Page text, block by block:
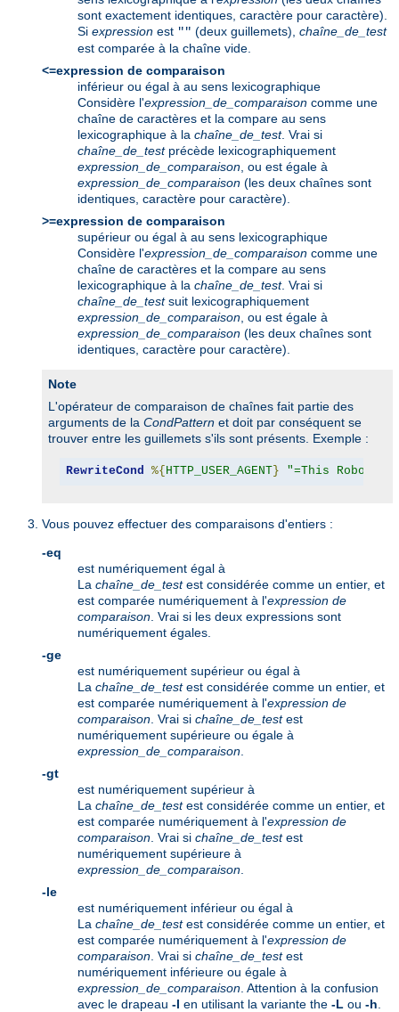
sont exactement identiques, caractère pour caractère).
Si expression est "" (deux guillemets), chaîne_de_test
est comparée à la chaîne vide.
<=expression de comparaison
inférieur ou égal à au sens lexicographique
Considère l'expression_de_comparaison comme une
chaîne de caractères et la compare au sens
lexicographique à la chaîne_de_test. Vrai si
chaîne_de_testprécède lexicographiquement
expression_de_comparaison , ou est égale à
expression_de_comparaison (les deux chaînes sont
identiques, caractère pour caractère).
>=expression de comparaison
supérieur ou égal à au sens lexicographique
Considère l'expression_de_comparaison comme une
chaîne de caractères et la compare au sens
lexicographique à la chaîne_de_test. Vrai si
chaîne_de_testsuit lexicographiquement
expression_de_comparaison , ou est égale à
expression_de_comparaison (les deux chaînes sont
identiques, caractère pour caractère).
Note
L'opérateur de comparaison de chaînes fait partie des
arguments de la CondPattern et doit par conséquent se
trouver entre les guillemets s'ils sont présents. Exemple :
RewriteCond %{ HTTP_USER_AGENT} "=This Robot/
Vous pouvez effectuer des comparaisons d'entiers :
-eq
est numériquement égal à
La chaîne_de_testest considérée comme un entier, et
est comparée numériquement à l'expression de
comparaison . Vrai si les deux expressions sont
numériquement égales.
-ge
est numériquement supérieur ou égal à
La chaîne_de_testest considérée comme un entier, et
est comparée numériquement à l'expression de
comparaison . Vrai si chaîne_de_testest
numériquement supérieure ou égale à
expression_de_comparaison
-gt
est numériquement supérieur à
La chaîne_de_testest considérée comme un entier, et
est comparée numériquement à l'expression de
comparaison . Vrai si chaîne_de_testest
numériquement supérieure à
expression_de_comparaison
-le
est numériquement inférieur ou égal à
La chaîne_de_testest considérée comme un entier, et
est comparée numériquement à l'expression de
comparaison . Vrai si chaîne_de_testest
numériquement inférieure ou égale à
expression_de_comparaison . Attention à la confusion
avec le drapeau -l en utilisant la variante the -L ou -h